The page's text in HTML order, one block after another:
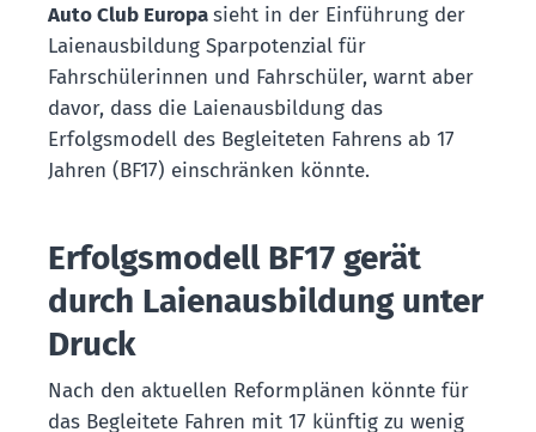
Auto Club Europasieht in der Einführung der
Laienausbildung Sparpotenzial für
Fahrschülerinnen und Fahrschüler, warnt aber
davor, dass die Laienausbildung das
Erfolgsmodell des Begleiteten Fahrens ab 17
Jahren (BF17) einschränken könnte.
Erfolgsmodell BF17 gerät
durch Laienausbildung unter
Druck
Nach den aktuellen Reformplänen könnte für
das Begleitete Fahren mit 17 künftig zu wenig